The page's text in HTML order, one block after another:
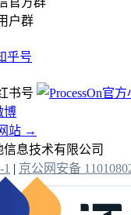
户群
站 →
息技术有限公司
| 京公网安备